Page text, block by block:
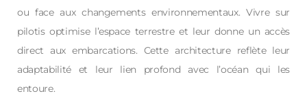
ou face aux changements environnementaux. Vivre sur
pilotis optimise l’espace terrestre et leur donne un accès
direct aux embarcations. Cette architecture reflète leur
adaptabilité et leur lien profond avec l’océan qui les
entoure.